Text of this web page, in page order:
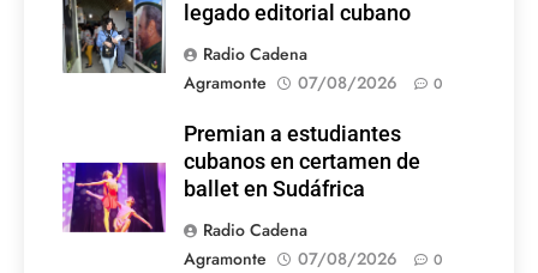
legado editorial cubano
Radio Cadena
Agramonte
07/08/2026 0
Premian a estudiantes
cubanos en certamen de
ballet en Sudáfrica
Radio Cadena
Agramonte
07/08/2026 0